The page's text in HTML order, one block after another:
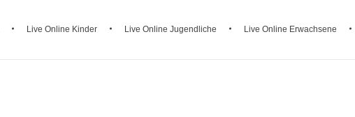
Live Online Kinder Live Online Jugendliche Live Online Erwachsene